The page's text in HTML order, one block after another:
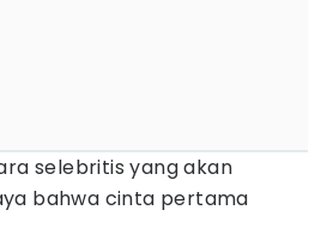
selebritis yang akan
bahwa cinta pertama